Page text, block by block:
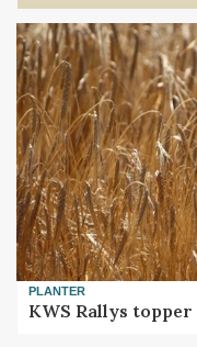
PLANTER
KWS Rallys